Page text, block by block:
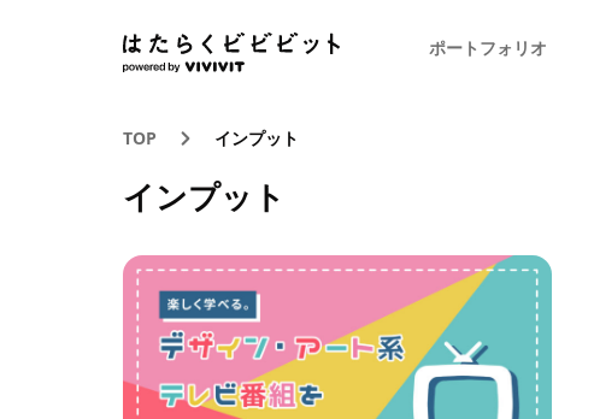
ポートフォリオ
TOP インプット
インプット